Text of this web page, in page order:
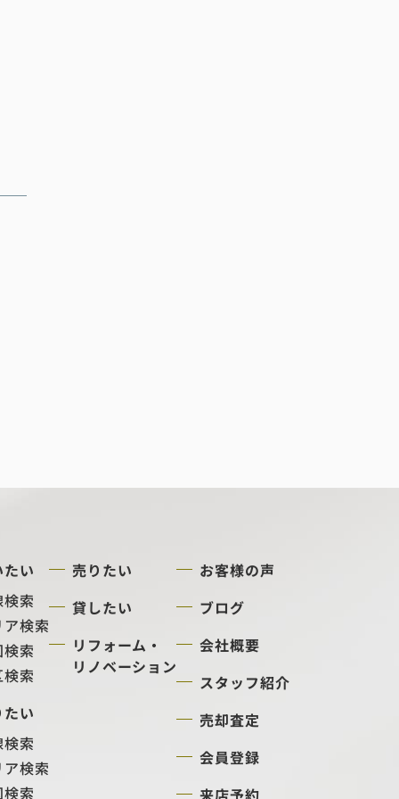
い
索
ア検索
索
索
い
索
ア検索
索
売りたい
貸したい
リフォーム・
リノベーション
お客様の声
ブログ
会社概要
スタッフ紹介
売却査定
会員登録
来店予約